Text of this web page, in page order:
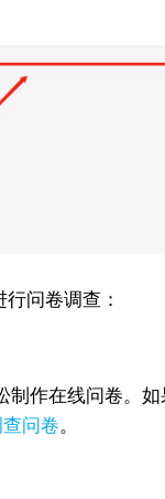
问卷调查：
作在线问卷。
问卷。